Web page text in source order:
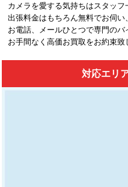
カメラを愛する気持ちはスタッフ
出張料金はもちろん無料でお伺い
お電話、メールひとつで専門のバ
お手間なく高価お買取をお約束致
対応エリ